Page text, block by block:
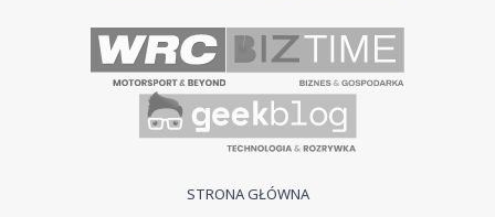
STRONA GŁÓWNA